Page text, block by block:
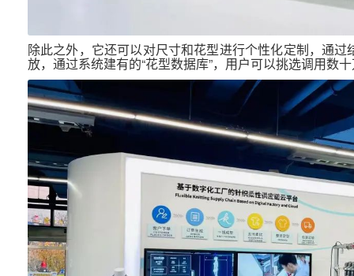
除此之外，它还可以对尺寸和花型进行个性化定制，通过
放，通过系统建有的“花型数据库”，用户可以挑选调用数